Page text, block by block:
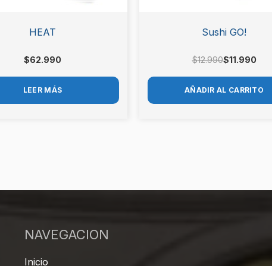
HEAT
$62.990
LEER MÁS
Sushi GO!
$12.990$11.990
AÑADIR AL CARRITO
NAVEGACION
Inicio